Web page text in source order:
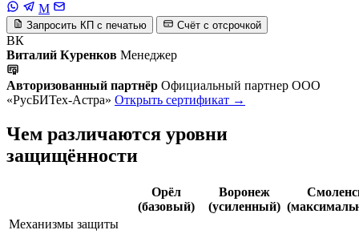
M
Запросить КП с печатью Счёт с отсрочкой
ВК
Виталий Куренков Менеджер
Авторизованный партнёр Официальный партнер ООО
«РусБИТех-Астра» Открыть сертификат →
Чем различаются уровни
защищённости
Орёл
(базовый)
Воронеж
(усиленный)
Механизмы защиты